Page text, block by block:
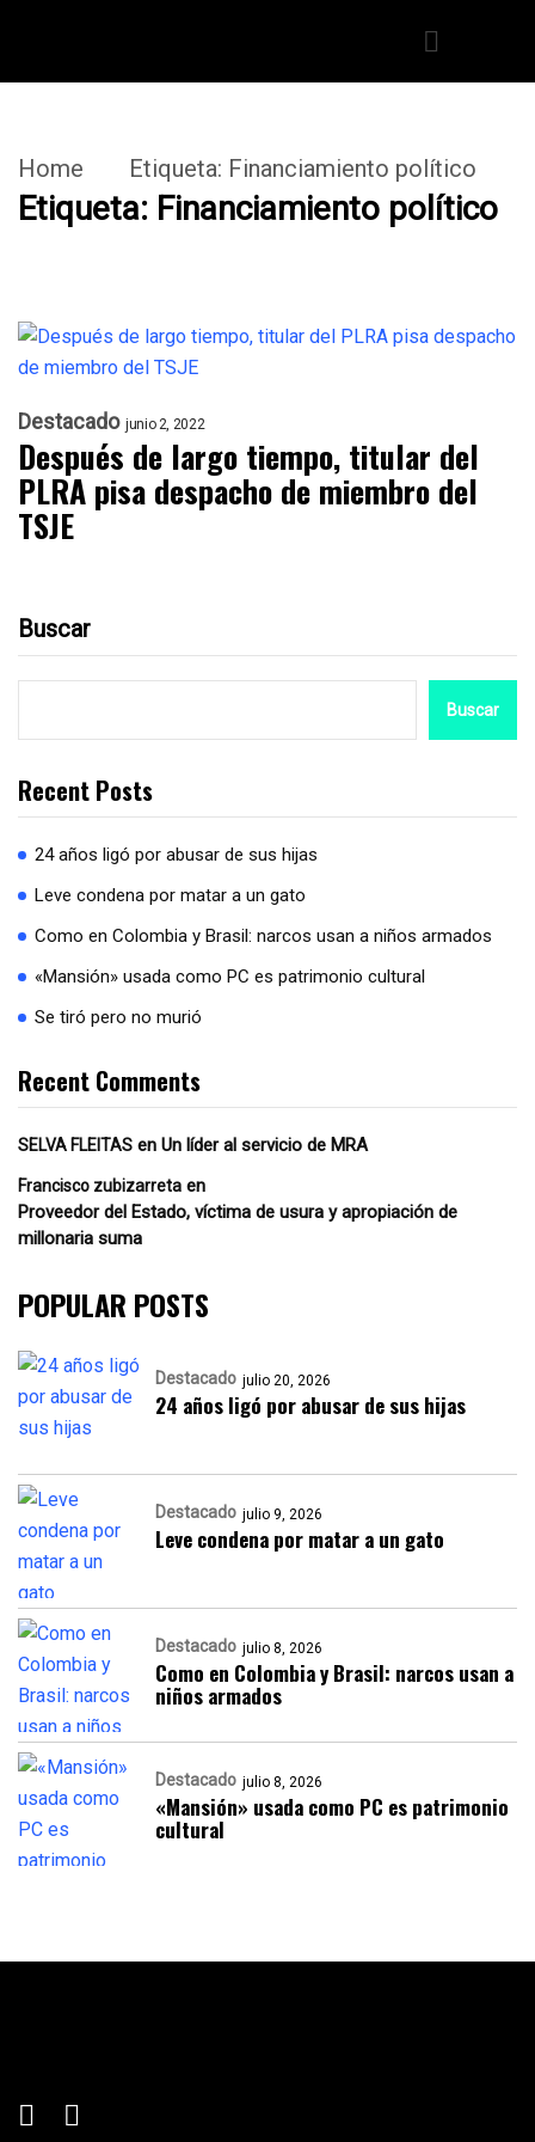
Home Etiqueta: Financiamiento político
Etiqueta: Financiamiento político
Destacado junio 2, 2022
Después de largo tiempo, titular del
PLRA pisa despacho de miembro del
TSJE
Buscar
Buscar
Recent Posts
24 años ligó por abusar de sus hijas
Leve condena por matar a un gato
Como en Colombia y Brasil: narcos usan a niños armados
«Mansión» usada como PC es patrimonio cultural
Se tiró pero no murió
Recent Comments
SELVA FLEITAS en Un líder al servicio de MRA
Francisco zubizarreta en
Proveedor del Estado, víctima de usura y apropiación de
millonaria suma
POPULAR POSTS
Destacado julio 20, 2026
24 años ligó por abusar de sus hijas
Destacado julio 9, 2026
Leve condena por matar a un gato
Destacado julio 8, 2026
Como en Colombia y Brasil: narcos usan a
niños armados
Destacado julio 8, 2026
«Mansión» usada como PC es patrimonio
cultural